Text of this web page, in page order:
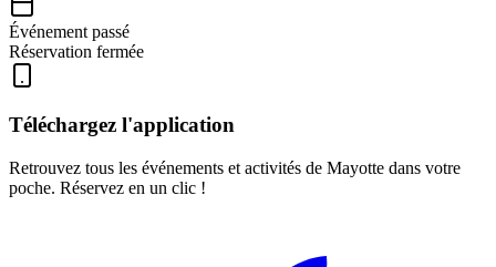
Événement passé
Réservation fermée
Téléchargez l'application
Retrouvez tous les événements et activités de Mayotte dans votre
poche. Réservez en un clic !